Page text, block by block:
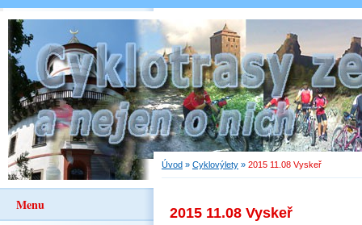
Úvod » Cyklovýlety » 2015 11.08 Vyskeř
2015 11.08 Vyskeř
Menu